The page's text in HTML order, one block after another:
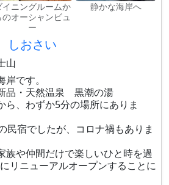
イニングルームか
のオーシャンビュ
ー
静かな海岸へ
しおさい
山
です。
品・天然温泉 黒潮の湯
ら、わずか5分の場所にありま
民宿でしたが、コロナ禍もありま
族や仲間だけで楽しいひと時を過
リニューアルオープンすることに